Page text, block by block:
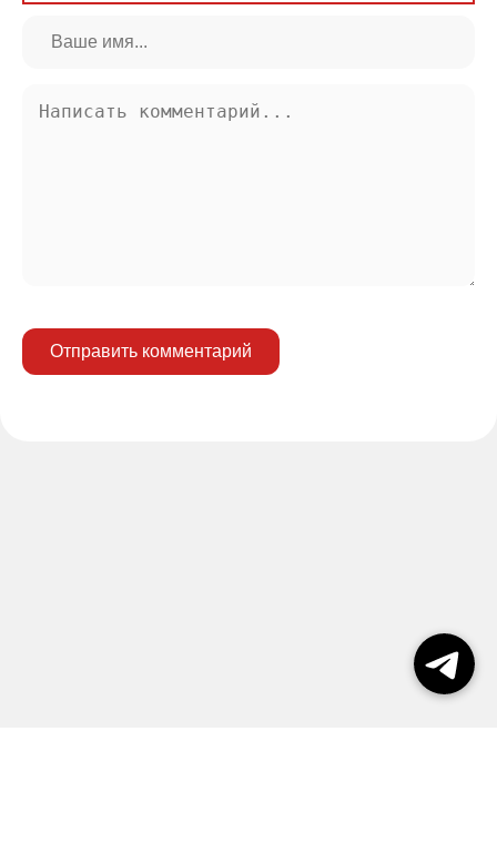
Отправить комментарий